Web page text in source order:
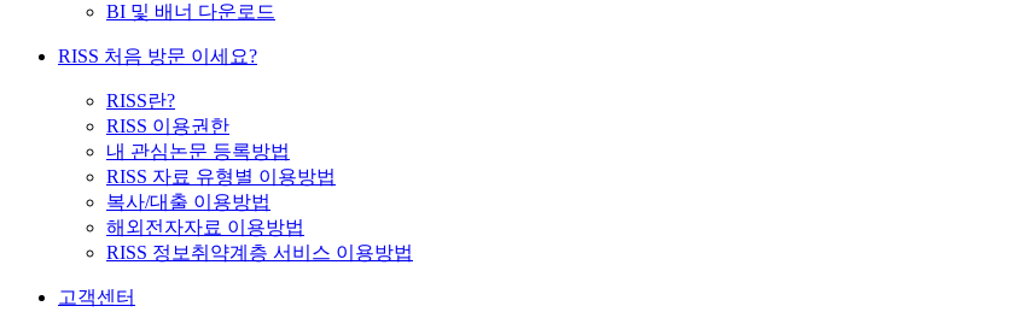
BI 및 배너 다운로드
RISS 처음 방문 이세요?
RISS란?
RISS 이용권한
내 관심논문 등록방법
RISS 자료 유형별 이용방법
복사/대출 이용방법
해외전자자료 이용방법
RISS 정보취약계층 서비스 이용방법
고객센터